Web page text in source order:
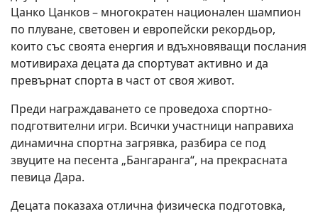
Цанко Цанков – многократен национален шампион
по плуване, световен и европейски рекордьор,
които със своята енергия и вдъхновяващи послания
мотивираха децата да спортуват активно и да
превърнат спорта в част от своя живот.
Преди награждаването се проведоха спортно-
подготвителни игри. Всички участници направиха
динамична спортна загрявка, разбира се под
звуците на песента „Бангаранга“, на прекрасната
певица Дара.
Децата показаха отлична физическа подготовка,